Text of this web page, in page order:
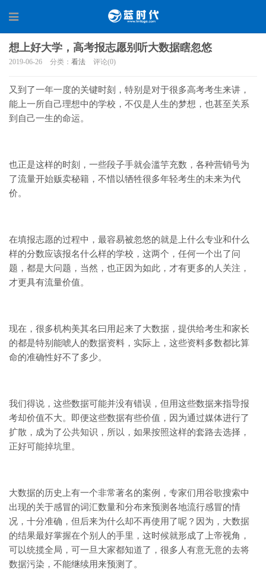
想上好大学，高考报志愿别听大数据瞎忽悠
2019-06-26 分类： 看法 评论(0)
又到了一年一度的关键时刻，特别是对于很多高考考生来讲，
能上一所自己理想中的学校，不仅是人生的梦想，也甚至关系
到自己一生的命运。
也正是这样的时刻，一些段子手就会滥竽充数，各种营销号为
了流量开始贩卖秘籍，不惜以牺牲很多年轻考生的未来为代
价。
在填报志愿的过程中，最容易被忽悠的就是上什么专业和什么
样的分数应该报名什么样的学校，这两个，任何一个出了问
题，都是大问题，当然，也正因为如此，才有更多的人关注，
才更具有流量价值。
现在，很多机构美其名曰用起来了大数据，提供给考生和家长
的都是特别能唬人的数据资料，实际上，这些资料多数都比算
命的准确性好不了多少。
我们得说，这些数据可能并没有错误，但用这些数据来指导报
考却价值不大。即便这些数据有些价值，因为通过媒体进行了
扩散，成为了公共知识，所以，如果按照这样的套路去选择，
正好可能掉坑里。
大数据的历史上有一个非常著名的案例，专家们用谷歌搜索中
出现的关于感冒的词汇数量和分布来预测各地流行感冒的情
况，十分准确，但后来为什么却不再使用了呢？因为，大数据
的结果最好掌握在个别人的手里，这时候就形成了上帝视角，
可以统揽全局，可一旦大家都知道了，很多人有意无意的去将
数据污染，不能继续用来预测了。